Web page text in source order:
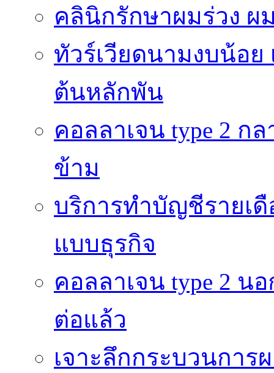
คลินิกรักษาผมร่วง ผ
ทัวร์เวียดนามงบน้อ
ต้นหลักพัน
คอลลาเจน type 2 ก
ข้าม
บริการทำบัญชีรายเ
แบบธุรกิจ
คอลลาเจน type 2
ต่อแล้ว
เจาะลึกกระบวนการ